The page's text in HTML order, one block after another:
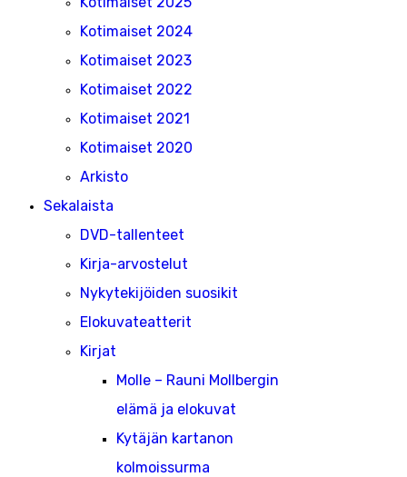
Kotimaiset 2024
Kotimaiset 2023
Kotimaiset 2022
Kotimaiset 2021
Kotimaiset 2020
Arkisto
Sekalaista
DVD-tallenteet
Kirja-arvostelut
Nykytekijöiden suosikit
Elokuvateatterit
Kirjat
Molle – Rauni Mollbergin
elämä ja elokuvat
Kytäjän kartanon
kolmoissurma